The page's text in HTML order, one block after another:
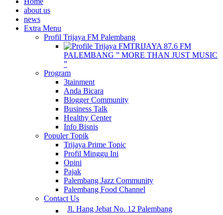
about us
news
Extra Menu
Profil Trijaya FM Palembang
TRIJAYA 87.6 FM
PALEMBANG ” MORE THAN JUST MUSIC
”
Program
3tainment
Anda Bicara
Blogger Community
Business Talk
Healthy Center
Info Bisnis
Populer Topik
Trijaya Prime Topic
Profil Minggu Ini
Opini
Pajak
Palembang Jazz Community
Palembang Food Channel
Contact Us
Jl. Hang Jebat No. 12 Palembang